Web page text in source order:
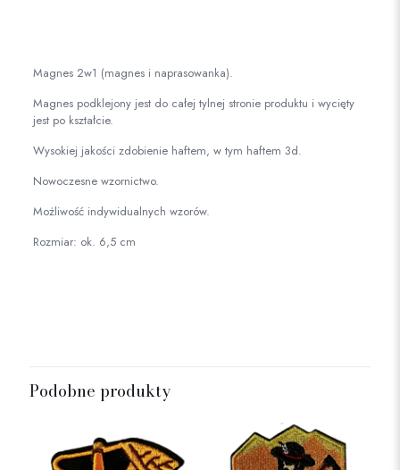
Magnes 2w1 (magnes i naprasowanka).
Magnes podklejony jest do całej tylnej stronie produktu i wycięty
jest po kształcie.
Wysokiej jakości zdobienie haftem, w tym haftem 3d.
Nowoczesne wzornictwo.
Możliwość indywidualnych wzorów.
Rozmiar: ok. 6,5 cm
Podobne produkty